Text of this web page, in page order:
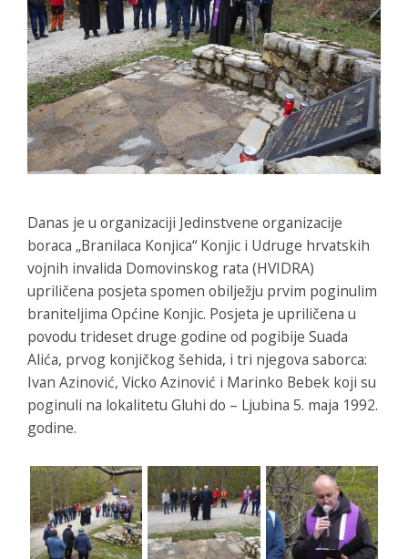
Danas je u organizaciji Jedinstvene organizacije
boraca „Branilaca Konjica“ Konjic i Udruge hrvatskih
vojnih invalida Domovinskog rata (HVIDRA)
upriličena posjeta spomen obilježju prvim poginulim
braniteljima Općine Konjic. Posjeta je upriličena u
povodu trideset druge godine od pogibije Suada
Alića, prvog konjičkog šehida, i tri njegova saborca:
Ivan Azinović, Vicko Azinović i Marinko Bebek koji su
poginuli na lokalitetu Gluhi do – Ljubina 5. maja 1992.
godine.